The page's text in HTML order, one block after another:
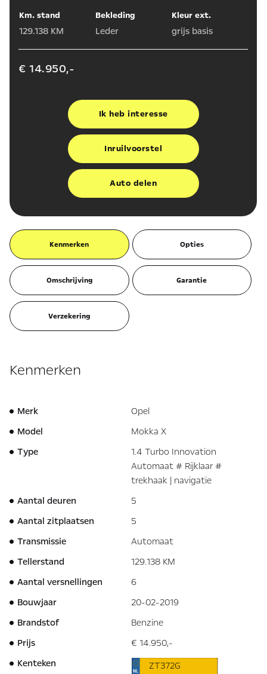
Km. stand
129.138 KM
Bekleding
Leder
Kleur ext.
grijs basis
€ 14.950,-
Ik heb interesse
Inruilvoorstel
Auto delen
Kenmerken Opties
Omschrijving Garantie
Verzekering
Kenmerken
Merk
Opel
Model
Mokka X
Type
1.4 Turbo Innovation
Automaat # Rijklaar #
trekhaak | navigatie
Aantal deuren
5
Aantal zitplaatsen
5
Transmissie
Automaat
Tellerstand
129.138 KM
Aantal versnellingen
6
Bouwjaar
20-02-2019
Brandstof
Benzine
Prijs
€ 14.950,-
Kenteken
ZT372G